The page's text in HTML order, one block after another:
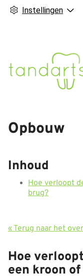
Instellingen
Opbouw
Inhoud
Hoe verloopt
brug?
« Terug naar het
Hoe
een kroon